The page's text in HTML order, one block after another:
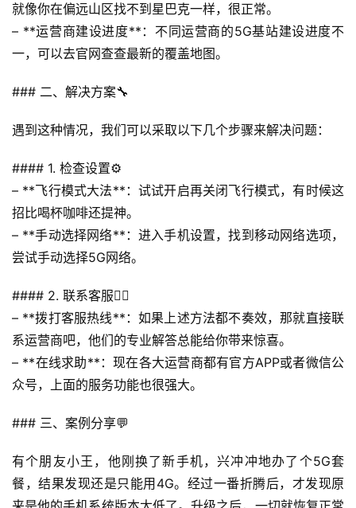
页
号
卡
百
防
诈
知
识
行
资
讯
就像你在偏远山区找不到星巴克一样，很正常。
– **运营商建设进度**：不同运营商的5G基站建设进度不
一，可以去官网查查最新的覆盖地图。
### 二、解决方案🔧
遇到这种情况，我们可以采取以下几个步骤来解决问题：
#### 1. 检查设置⚙️
– **飞行模式大法**：试试开启再关闭飞行模式，有时候这
招比喝杯咖啡还提神。
– **手动选择网络**：进入手机设置，找到移动网络选项，
尝试手动选择5G网络。
#### 2. 联系客服💁‍♀️
– **拨打客服热线**：如果上述方法都不奏效，那就直接联
系运营商吧，他们的专业解答总能给你带来惊喜。
– **在线求助**：现在各大运营商都有官方APP或者微信公
众号，上面的服务功能也很强大。
### 三、案例分享💬
有个朋友小王，他刚换了新手机，兴冲冲地办了个5G套
餐，结果发现还是只能用4G。经过一番折腾后，才发现原